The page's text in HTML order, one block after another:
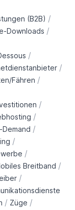
(B2B) /
Downloads /
/
/
Fähren /
/
/
/
/
/
Breitband /
/
/ Züge /